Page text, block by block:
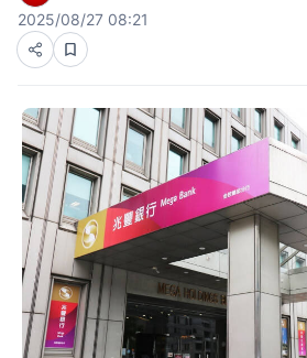
2025/08/27 08:21